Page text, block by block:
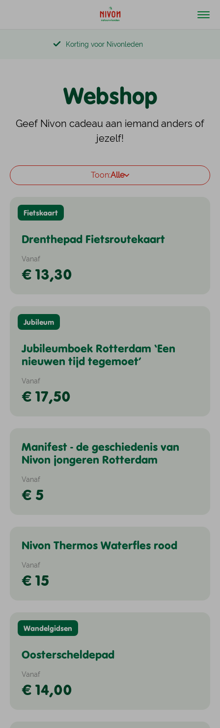
Korting voor Nivonleden
Webshop
Geef Nivon cadeau aan iemand anders of
jezelf!
Toon:Alle
Fietskaart
Drenthepad Fietsroutekaart
Vanaf
€ 13,30
Jubileum
Jubileumboek Rotterdam ‘Een
nieuwen tijd tegemoet’
Vanaf
€ 17,50
Overig
Manifest - de geschiedenis van
Nivon jongeren Rotterdam
Vanaf
€ 5
Overig
Nivon Thermos Waterfles rood
Vanaf
€ 15
Wandelgidsen
Oosterscheldepad
Vanaf
€ 14,00